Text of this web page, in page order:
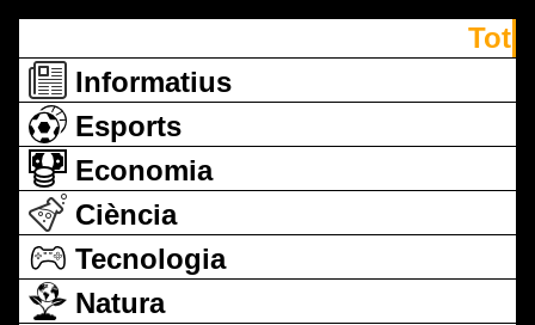
Tot
Informatius
Esports
Economia
Ciència
Tecnologia
Natura